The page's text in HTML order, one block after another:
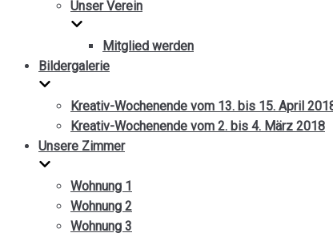
Unser Verein
Mitglied werden
Bildergalerie
Kreativ-Wochenende vom 13. bis 15. April
Kreativ-Wochenende vom 2. bis 4. März 2018
Unsere Zimmer
Wohnung 1
Wohnung 2
Wohnung 3